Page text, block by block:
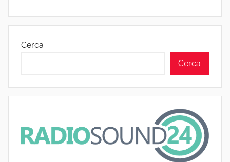
Cerca
Cerca